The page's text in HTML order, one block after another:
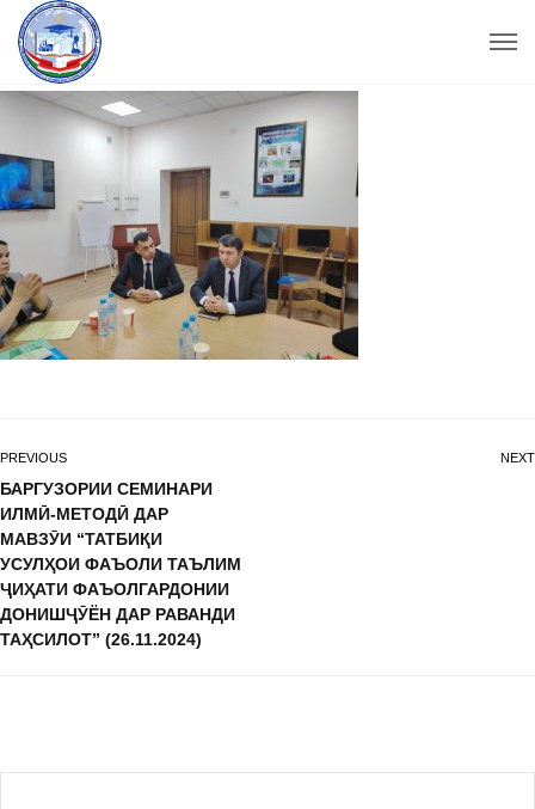
PREVIOUS
БАРГУЗОРИИ СЕМИНАРИ
ИЛМӢ-МЕТОДӢ ДАР
МАВЗӮИ “ТАТБИҚИ
УСУЛҲОИ ФАЪОЛИ ТАЪЛИМ
ҶИҲАТИ ФАЪОЛГАРДОНИИ
ДОНИШҶӮЁН ДАР РАВАНДИ
ТАҲСИЛОТ” (26.11.2024)
NEXT